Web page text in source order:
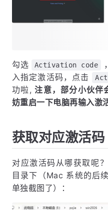
勾选 Activation code
入指定激活码，点击
功啦,注意，部分小伙伴
妨重启一下电脑再输入激
获取对应激活码
对应激活码从哪获取呢
目录下（Mac 系统的后
单独截图了）：